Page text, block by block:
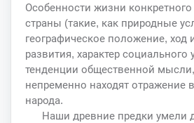
Особенности жизни конкретного
страны (такие, как природные
географическое положение, ход
развития, характер социального
тенденции общественной мысли,
непременно находят отражение
народа.
Наши древние предки умели